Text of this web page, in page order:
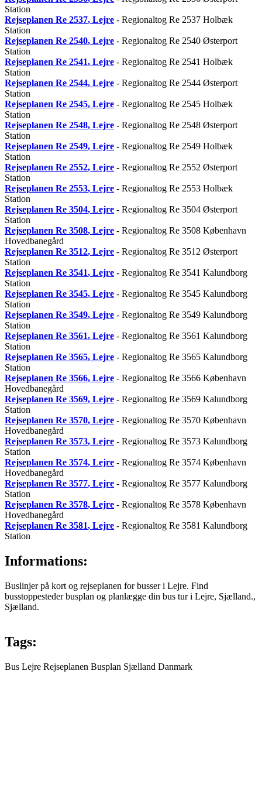
Station
Rejseplanen Re 2537, Lejre - Regionaltog Re 2537 Holbæk
Station
Rejseplanen Re 2540, Lejre - Regionaltog Re 2540 Østerport
Station
Rejseplanen Re 2541, Lejre - Regionaltog Re 2541 Holbæk
Station
Rejseplanen Re 2544, Lejre - Regionaltog Re 2544 Østerport
Station
Rejseplanen Re 2545, Lejre - Regionaltog Re 2545 Holbæk
Station
Rejseplanen Re 2548, Lejre - Regionaltog Re 2548 Østerport
Station
Rejseplanen Re 2549, Lejre - Regionaltog Re 2549 Holbæk
Station
Rejseplanen Re 2552, Lejre - Regionaltog Re 2552 Østerport
Station
Rejseplanen Re 2553, Lejre - Regionaltog Re 2553 Holbæk
Station
Rejseplanen Re 3504, Lejre - Regionaltog Re 3504 Østerport
Station
Rejseplanen Re 3508, Lejre - Regionaltog Re 3508 København
Hovedbanegård
Rejseplanen Re 3512, Lejre - Regionaltog Re 3512 Østerport
Station
Rejseplanen Re 3541, Lejre - Regionaltog Re 3541 Kalundborg
Station
Rejseplanen Re 3545, Lejre - Regionaltog Re 3545 Kalundborg
Station
Rejseplanen Re 3549, Lejre - Regionaltog Re 3549 Kalundborg
Station
Rejseplanen Re 3561, Lejre - Regionaltog Re 3561 Kalundborg
Station
Rejseplanen Re 3565, Lejre - Regionaltog Re 3565 Kalundborg
Station
Rejseplanen Re 3566, Lejre - Regionaltog Re 3566 København
Hovedbanegård
Rejseplanen Re 3569, Lejre - Regionaltog Re 3569 Kalundborg
Station
Rejseplanen Re 3570, Lejre - Regionaltog Re 3570 København
Hovedbanegård
Rejseplanen Re 3573, Lejre - Regionaltog Re 3573 Kalundborg
Station
Rejseplanen Re 3574, Lejre - Regionaltog Re 3574 København
Hovedbanegård
Rejseplanen Re 3577, Lejre - Regionaltog Re 3577 Kalundborg
Station
Rejseplanen Re 3578, Lejre - Regionaltog Re 3578 København
Hovedbanegård
Rejseplanen Re 3581, Lejre - Regionaltog Re 3581 Kalundborg
Station
Informations:
Buslinjer på kort og rejseplanen for busser i Lejre. Find
busstoppesteder busplan og planlægge din bus tur i Lejre, Sjælland.,
Sjælland.
Tags:
Bus Lejre Rejseplanen Busplan Sjælland Danmark